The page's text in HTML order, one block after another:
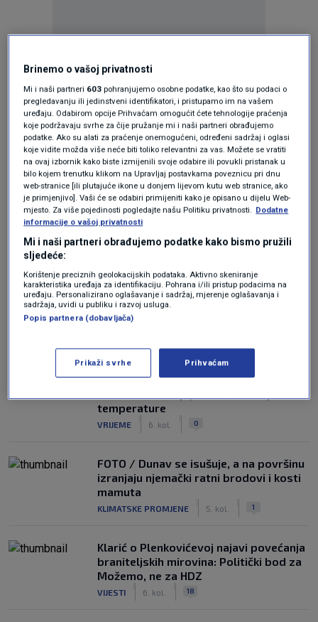
Dio Hrvatske očekuje promjena
temperature
VRIJEME 6. kol. 0
FOTO / Dunav se isušuje, a na površinu
izranjaju njemački ratni brodovi i kosti
mamuta
KLIMATSKE PROMJENE 5. kol. 1
Klarić o Plenkovićevoj najavi povećanja
braniteljskih mirovina: Politički bod za
Možemo, ne za HDZ
VIJESTI 6. kol. 18
Brinemo o vašoj privatnosti
Mi i naši partneri 603 pohranjujemo osobne podatke, kao što su podaci o
pregledavanju ili jedinstveni identifikatori, i pristupamo im na vašem
uređaju. Odabirom opcije Prihvaćam omogućit ćete tehnologije praćenja
koje podržavaju svrhe za čije pružanje mi i naši partneri obrađujemo
podatke. Ako su alati za praćenje onemogućeni, određeni sadržaj i oglasi
koje vidite možda više neće biti toliko relevantni za vas. Možete se vratiti
na ovaj izbornik kako biste izmijenili svoje odabire ili povukli pristanak u
bilo kojem trenutku klikom na Upravljaj postavkama poveznicu pri dnu
web-stranice [ili plutajuće ikone u donjem lijevom kutu web stranice, ako
je primjenjivo]. Vaši će se odabiri primijeniti kako je opisano u dijelu Web-
mjesto. Za više pojedinosti pogledajte našu Politiku privatnosti. Dodatne
informacije o vašoj privatnosti
Mi i naši partneri obrađujemo podatke kako bismo pružili
sljedeće:
Korištenje preciznih geolokacijskih podataka. Aktivno skeniranje
karakteristika uređaja za identifikaciju. Pohrana i/ili pristup podacima na
uređaju. Personalizirano oglašavanje i sadržaj, mjerenje oglašavanja i
sadržaja, uvidi u publiku i razvoj usluga.
Popis partnera (dobavljača)
Prikaži svrhe Prihvaćam